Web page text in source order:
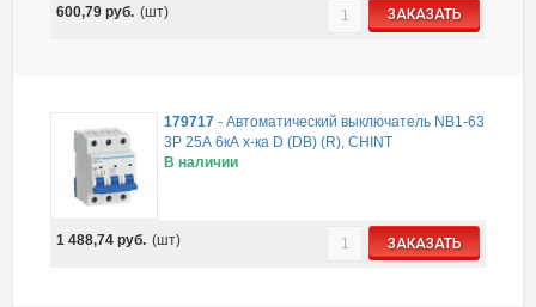
600,79 руб. (шт) ЗАКАЗАТЬ
179717- Автоматический выключатель NB1-63
3P 25А 6кА х-ка D (DB) (R), CHINT
В наличии
1 488,74 руб. (шт) ЗАКАЗАТЬ